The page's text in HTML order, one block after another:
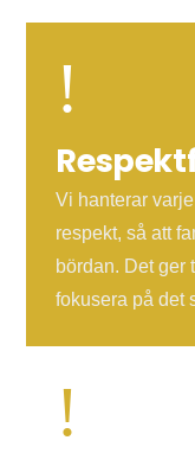
!
Vi hanterar
respekt, så att
bördan. Det ger
fokusera på det
!